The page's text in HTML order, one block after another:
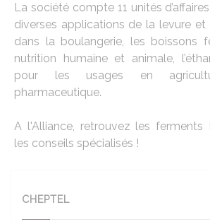
La société compte 11 unités
diverses applications de la levure et
dans la boulangerie, les boissons
nutrition humaine et animale,
pour les usages en
pharmaceutique.
A l'Alliance, retrouvez les ferments
les conseils spécialisés !
CHEPTEL